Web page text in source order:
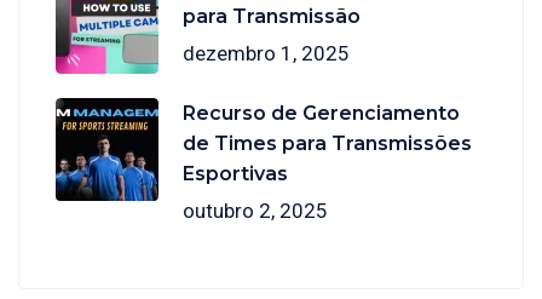
para Transmissão
dezembro 1, 2025
Recurso de Gerenciamento
de Times para Transmissões
Esportivas
outubro 2, 2025